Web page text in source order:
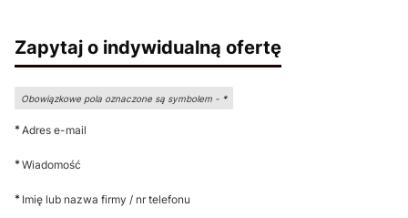
Zapytaj o indywidualną ofertę
Obowiązkowe pola oznaczone są symbolem - *
*Adres e-mail
*Wiadomość
* Imię lub nazwa firmy / nr telefonu